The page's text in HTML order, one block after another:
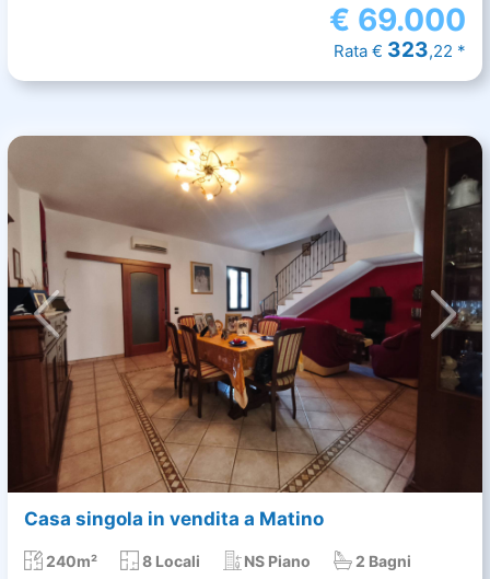
€ 69.000
Rata € 323,22 *
Casa singola in vendita a Matino
240m² 8 Locali NS Piano 2 Bagni